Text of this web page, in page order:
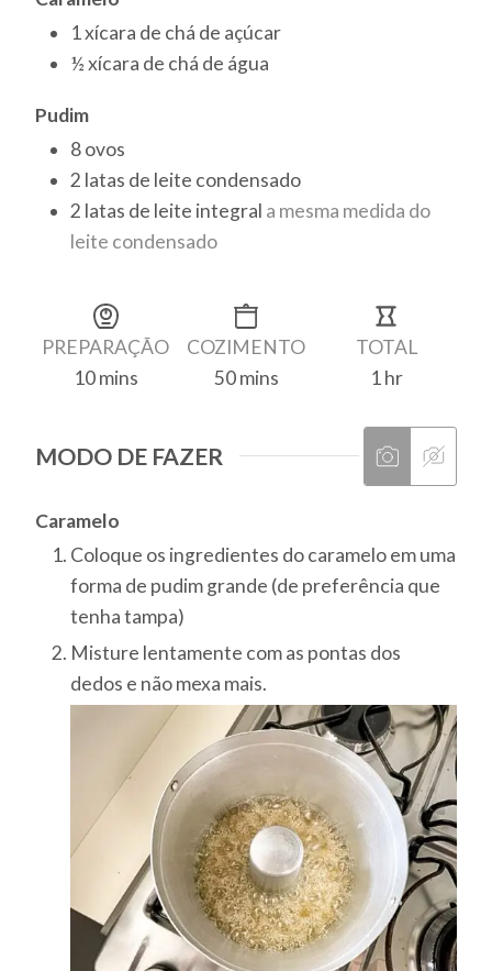
1xícara de chá de açúcar
½ xícara de chá de água
Pudim
8ovos
2 latas de leite condensado
2 latas de leite integral a mesma medida do
leite condensado
PREPARAÇÃO
10minutes
mins
COZIMENTO
50minutes
mins
TOTAL
1 hour
hr
MODO DE FAZER
Caramelo
Coloque os ingredientes do caramelo em uma
forma de pudim grande (de preferência que
tenha tampa)
Misture lentamente com as pontas dos
dedos e não mexa mais.